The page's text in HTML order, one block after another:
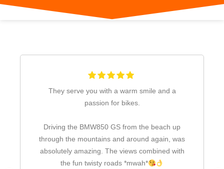
They serve you with a warm smile and a
passion for bikes.
Driving the BMW850 GS from the beach up
through the mountains and around again, was
absolutely amazing. The views combined with
the fun twisty roads *mwah*